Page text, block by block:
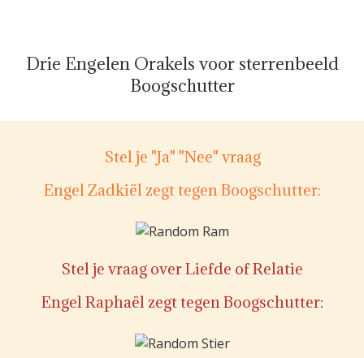
Drie Engelen Orakels voor sterrenbeeld
Boogschutter
Stel je "Ja" "Nee" vraag
Engel Zadkiël zegt tegen Boogschutter:
Stel je vraag over Liefde of Relatie
Engel Raphaël zegt tegen Boogschutter: